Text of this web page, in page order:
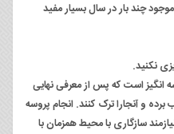
چند بار در سال بسیار مفید
انگیز است که پس از معرفی نهایی
و آنجارا ترک کنند. انجام پروسه
سازگاری با محیط همزمان با